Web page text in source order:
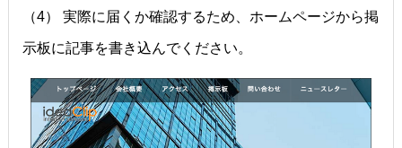
（4） 実際に届くか確認するため、ホームページから掲
示板に記事を書き込んでください。